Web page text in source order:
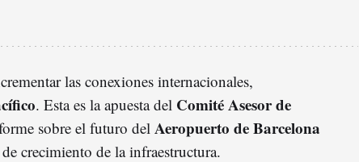
las conexiones internacionales,
. Esta es la apuesta del Comité Asesor de
sobre el futuro del Aeropuerto de Barcelona
crecimiento de la infraestructura.